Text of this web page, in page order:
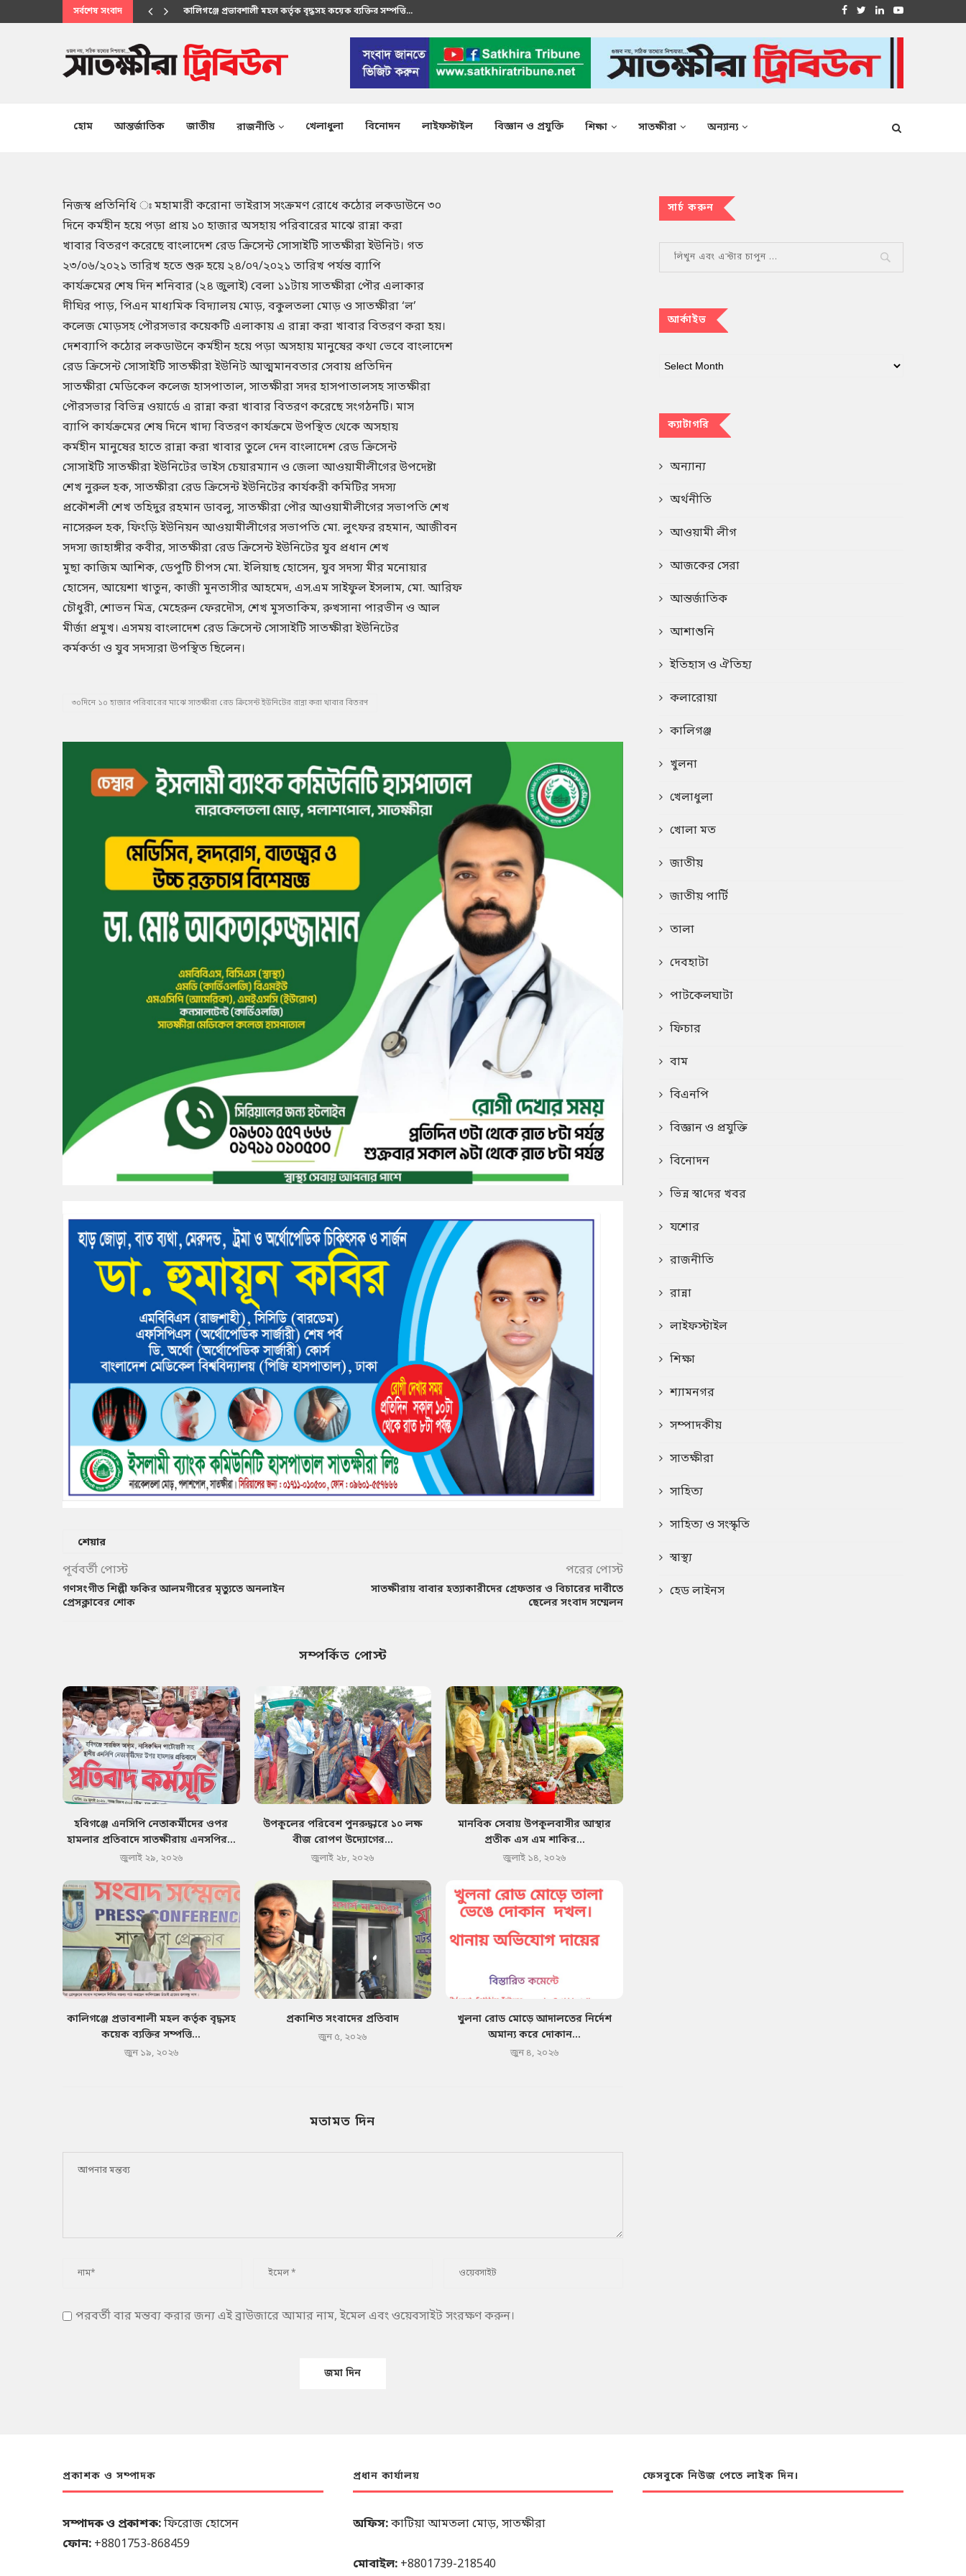
সর্বশেষ সংবাদ প্রকাশিত সংবাদের প্রতিবাদ
হোম আন্তর্জাতিক জাতীয় রাজনীতি খেলাধুলা বিনোদন লাইফস্টাইল বিজ্ঞান ও প্রযুক্তি শিক্ষা সাতক্ষীরা অন্যান্য
নিজস্ব প্রতিনিধি ঃ মহামারী করোনা ভাইরাস সংক্রমণ রোধে কঠোর লকডাউনে ৩০
দিনে কর্মহীন হয়ে পড়া প্রায় ১০ হাজার অসহায় পরিবারের মাঝে রান্না করা
খাবার বিতরণ করেছে বাংলাদেশ রেড ক্রিসেন্ট সোসাইটি সাতক্ষীরা ইউনিট। গত
২৩/০৬/২০২১ তারিখ হতে শুরু হয়ে ২৪/০৭/২০২১ তারিখ পর্যন্ত ব্যাপি
কার্যক্রমের শেষ দিন শনিবার (২৪ জুলাই) বেলা ১১টায় সাতক্ষীরা পৌর এলাকার
দীঘির পাড়, পিএন মাধ্যমিক বিদ্যালয় মোড়, বকুলতলা মোড় ও সাতক্ষীরা ‘ল’
কলেজ মোড়সহ পৌরসভার কয়েকটি এলাকায় এ রান্না করা খাবার বিতরণ করা হয়।
দেশব্যাপি কঠোর লকডাউনে কর্মহীন হয়ে পড়া অসহায় মানুষের কথা ভেবে বাংলাদেশ
রেড ক্রিসেন্ট সোসাইটি সাতক্ষীরা ইউনিট আত্মমানবতার সেবায় প্রতিদিন
সাতক্ষীরা মেডিকেল কলেজ হাসপাতাল, সাতক্ষীরা সদর হাসপাতালসহ সাতক্ষীরা
পৌরসভার বিভিন্ন ওয়ার্ডে এ রান্না করা খাবার বিতরণ করেছে সংগঠনটি। মাস
ব্যাপি কার্যক্রমের শেষ দিনে খাদ্য বিতরণ কার্যক্রমে উপস্থিত থেকে অসহায়
কর্মহীন মানুষের হাতে রান্না করা খাবার তুলে দেন বাংলাদেশ রেড ক্রিসেন্ট
সোসাইটি সাতক্ষীরা ইউনিটের ভাইস চেয়ারম্যান ও জেলা আওয়ামীলীগের উপদেষ্টা
শেখ নুরুল হক, সাতক্ষীরা রেড ক্রিসেন্ট ইউনিটের কার্যকরী কমিটির সদস্য
প্রকৌশলী শেখ তহিদুর রহমান ডাবলু, সাতক্ষীরা পৌর আওয়ামীলীগের সভাপতি শেখ
নাসেরুল হক, ফিংড়ি ইউনিয়ন আওয়ামীলীগের সভাপতি মো. লুৎফর রহমান, আজীবন
সদস্য জাহাঙ্গীর কবীর, সাতক্ষীরা রেড ক্রিসেন্ট ইউনিটের যুব প্রধান শেখ
মুছা কাজিম আশিক, ডেপুটি চীপস মো. ইলিয়াছ হোসেন, যুব সদস্য মীর মনোয়ার
হোসেন, আয়েশা খাতুন, কাজী মুনতাসীর আহমেদ, এস.এম সাইফুল ইসলাম, মো. আরিফ
চৌধুরী, শোভন মিত্র, মেহেরুন ফেরদৌস, শেখ মুসতাকিম, রুখসানা পারভীন ও আল
মীর্জা প্রমুখ। এসময় বাংলাদেশ রেড ক্রিসেন্ট সোসাইটি সাতক্ষীরা ইউনিটের
কর্মকর্তা ও যুব সদস্যরা উপস্থিত ছিলেন।
৩০দিনে ১০ হাজার পরিবারের মাঝে সাতক্ষীরা রেড ক্রিসেন্ট ইউনিটের রান্না করা খাবার বিতরণ
শেয়ার
পূর্ববর্তী পোস্ট
গণসংগীত শিল্পী ফকির আলমগীরের মৃত্যুতে অনলাইন
প্রেসক্লাবের শোক
পরের পোস্ট
সাতক্ষীরায় বাবার হত্যাকারীদের গ্রেফতার ও বিচারের দাবীতে
ছেলের সংবাদ সম্মেলন
সম্পর্কিত পোস্ট
হবিগঞ্জে এনসিপি নেতাকর্মীদের ওপর
হামলার প্রতিবাদে সাতক্ষীরায় এনসপির...
জুলাই ২৯, ২০২৬
উপকূলের পরিবেশ পুনরুদ্ধারে ১০ লক্ষ
বীজ রোপণ উদ্যোগের...
জুলাই ২৮, ২০২৬
মানবিক সেবায় উপকূলবাসীর আস্থার
প্রতীক এস এম শাকির...
জুলাই ১৪, ২০২৬
কালিগঞ্জে প্রভাবশালী মহল কর্তৃক বৃদ্ধসহ
কয়েক ব্যক্তির সম্পত্তি...
জুন ১৯, ২০২৬
প্রকাশিত সংবাদের প্রতিবাদ
জুন ৫, ২০২৬
খুলনা রোড মোড়ে আদালতের নির্দেশ
অমান্য করে দোকান...
জুন ৪, ২০২৬
মতামত দিন
পরবর্তী বার মন্তব্য করার জন্য এই ব্রাউজারে আমার নাম, ইমেল এবং ওয়েবসাইট সংরক্ষণ করুন।
সার্চ করুন
আর্কাইভ
ক্যাটাগরি
অন্যান্য
অর্থনীতি
আওয়ামী লীগ
আজকের সেরা
আন্তর্জাতিক
আশাশুনি
ইতিহাস ও ঐতিহ্য
কলারোয়া
কালিগঞ্জ
খুলনা
খেলাধুলা
খোলা মত
জাতীয়
জাতীয় পার্টি
তালা
দেবহাটা
পাটকেলঘাটা
ফিচার
বাম
বিএনপি
বিজ্ঞান ও প্রযুক্তি
বিনোদন
ভিন্ন স্বা‌দের খবর
যশোর
রাজনীতি
রান্না
লাইফস্টাইল
শিক্ষা
শ্যামনগর
সম্পাদকীয়
সাতক্ষীরা
সাহিত্য
সাহিত্য ও সংস্কৃতি
স্বাস্থ্য
হেড লাইনস
প্রকাশক ও সম্পাদক
সম্পাদক ও প্রকাশক:ফিরোজ হোসেন
ফোন: +8801753-868459
প্রধান কার্যালয়
অফিস:কাটিয়া আমতলা মোড়, সাতক্ষীরা
মোবাইল: +8801739-218540
ফেসবুকে নিউজ পেতে লাইক দিন।